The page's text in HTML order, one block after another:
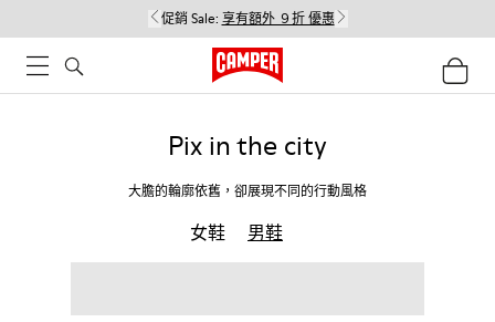
促銷 Sale: 享有額外 ９折 優惠
Pix in the city
大膽的輪廓依舊，卻展現不同的行動風格
女鞋 男鞋